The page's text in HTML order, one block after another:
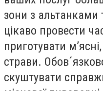
зони з
цікаво провести
приготувати
страви.
скуштувати